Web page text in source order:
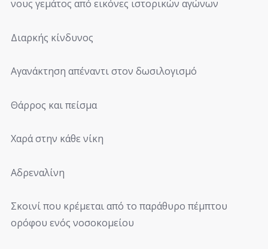
νους γεμάτος από εικόνες ιστορικών αγώνων
Διαρκής κίνδυνος
Αγανάκτηση απέναντι στον δωσιλογισμό
Θάρρος και πείσμα
Χαρά στην κάθε νίκη
Αδρεναλίνη
Σκοινί που κρέμεται από το παράθυρο πέμπτου
ορόφου ενός νοσοκομείου